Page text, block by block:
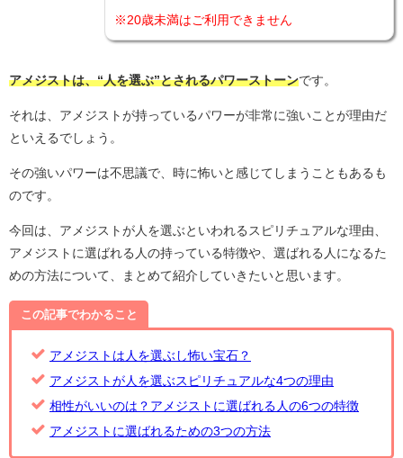
※20歳未満はご利用できません
アメジストは、“人を選ぶ”とされるパワーストーンです。
それは、アメジストが持っているパワーが非常に強いことが理由だ
といえるでしょう。
その強いパワーは不思議で、時に怖いと感じてしまうこともあるも
のです。
今回は、アメジストが人を選ぶといわれるスピリチュアルな理由、
アメジストに選ばれる人の持っている特徴や、選ばれる人になるた
めの方法について、まとめて紹介していきたいと思います。
この記事でわかること
アメジストは人を選ぶし怖い宝石？
アメジストが人を選ぶスピリチュアルな4つの理由
相性がいいのは？アメジストに選ばれる人の6つの特徴
アメジストに選ばれるための3つの方法